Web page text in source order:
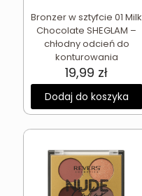
Bronzer w sztyfcie 01 Milk
Chocolate SHEGLAM –
chłodny odcień do
konturowania
19,99 zł
Dodaj do koszyka